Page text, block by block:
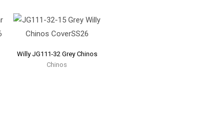
Willy JG111-32 Grey Chinos
Chinos